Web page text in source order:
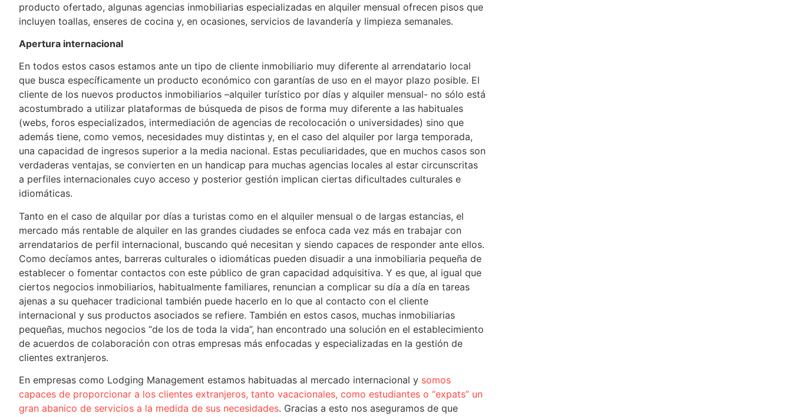
producto ofertado, algunas agencias inmobiliarias especializadas en alquiler mensual ofrecen pisos que
incluyen toallas, enseres de cocina y, en ocasiones, servicios de lavandería y limpieza semanales.
Apertura internacional
En todos estos casos estamos ante un tipo de cliente inmobiliario muy diferente al arrendatario local
que busca específicamente un producto económico con garantías de uso en el mayor plazo posible. El
cliente de los nuevos productos inmobiliarios –alquiler turístico por días y alquiler mensual- no sólo está
acostumbrado a utilizar plataformas de búsqueda de pisos de forma muy diferente a las habituales
(webs, foros especializados, intermediación de agencias de recolocación o universidades) sino que
además tiene, como vemos, necesidades muy distintas y, en el caso del alquiler por larga temporada,
una capacidad de ingresos superior a la media nacional. Estas peculiaridades, que en muchos casos son
verdaderas ventajas, se convierten en un handicap para muchas agencias locales al estar circunscritas
a perfiles internacionales cuyo acceso y posterior gestión implican ciertas dificultades culturales e
idiomáticas.
Tanto en el caso de alquilar por días a turistas como en el alquiler mensual o de largas estancias, el
mercado más rentable de alquiler en las grandes ciudades se enfoca cada vez más en trabajar con
arrendatarios de perfil internacional, buscando qué necesitan y siendo capaces de responder ante ellos.
Como decíamos antes, barreras culturales o idiomáticas pueden disuadir a una inmobiliaria pequeña de
establecer o fomentar contactos con este público de gran capacidad adquisitiva. Y es que, al igual que
ciertos negocios inmobiliarios, habitualmente familiares, renuncian a complicar su día a día en tareas
ajenas a su quehacer tradicional también puede hacerlo en lo que al contacto con el cliente
internacional y sus productos asociados se refiere. También en estos casos, muchas inmobiliarias
pequeñas, muchos negocios “de los de toda la vida”, han encontrado una solución en el establecimiento
de acuerdos de colaboración con otras empresas más enfocadas y especializadas en la gestión de
clientes extranjeros.
En empresas como Lodging Management estamos habituadas al mercado internacional y somos
capaces de proporcionar a los clientes extranjeros, tanto vacacionales, como estudiantes o “expats” un
gran abanico de servicios a la medida de sus necesidades. Gracias a esto nos aseguramos de que